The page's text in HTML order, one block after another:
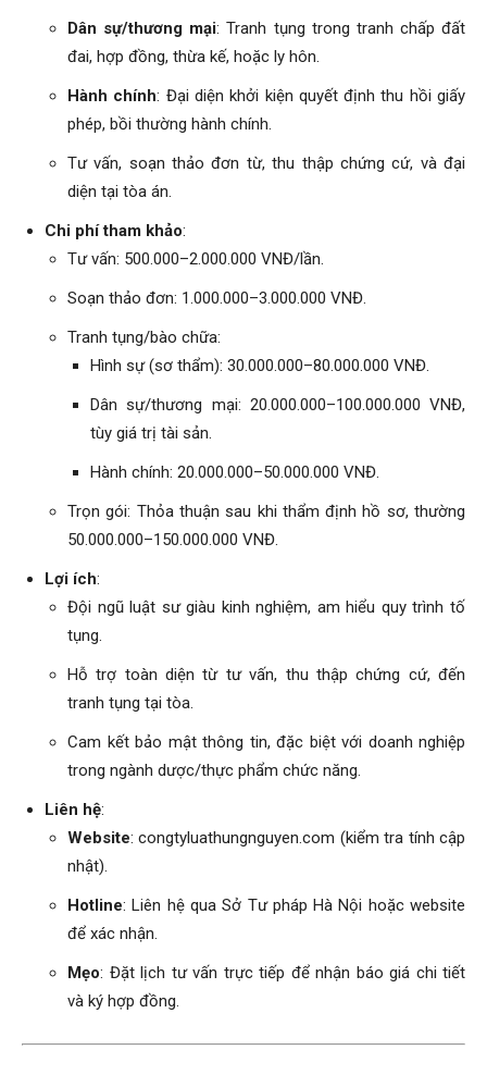
Dân sự/thương mại: Tranh tụng trong tranh chấp đất
đai, hợp đồng, thừa kế, hoặc ly hôn.
Hành chính: Đại diện khởi kiện quyết định thu hồi giấy
phép, bồi thường hành chính.
Tư vấn, soạn thảo đơn từ, thu thập chứng cứ, và đại
diện tại tòa án.
Chi phí tham khảo:
Tư vấn: 500.000–2.000.000 VNĐ/lần.
Soạn thảo đơn: 1.000.000–3.000.000 VNĐ.
Tranh tụng/bào chữa:
Hình sự (sơ thẩm): 30.000.000–80.000.000 VNĐ.
Dân sự/thương mại: 20.000.000–100.000.000 VNĐ,
tùy giá trị tài sản.
Hành chính: 20.000.000–50.000.000 VNĐ.
Trọn gói: Thỏa thuận sau khi thẩm định hồ sơ, thường
50.000.000–150.000.000 VNĐ.
Lợi ích:
Đội ngũ luật sư giàu kinh nghiệm, am hiểu quy trình tố
tụng.
Hỗ trợ toàn diện từ tư vấn, thu thập chứng cứ, đến
tranh tụng tại tòa.
Cam kết bảo mật thông tin, đặc biệt với doanh nghiệp
trong ngành dược/thực phẩm chức năng.
Liên hệ:
Website: congtyluathungnguyen.com (kiểm tra tính cập
nhật).
Hotline: Liên hệ qua Sở Tư pháp Hà Nội hoặc website
để xác nhận.
Mẹo: Đặt lịch tư vấn trực tiếp để nhận báo giá chi tiết
và ký hợp đồng.